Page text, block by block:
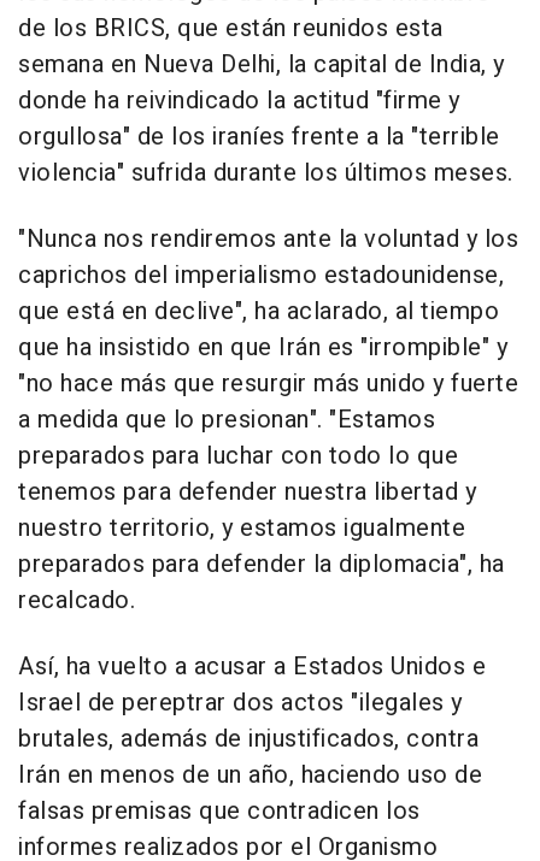
de los BRICS, que están reunidos esta
semana en Nueva Delhi, la capital de India, y
donde ha reivindicado la actitud "firme y
orgullosa" de los iraníes frente a la "terrible
violencia" sufrida durante los últimos meses.
"Nunca nos rendiremos ante la voluntad y los
caprichos del imperialismo estadounidense,
que está en declive", ha aclarado, al tiempo
que ha insistido en que Irán es "irrompible" y
"no hace más que resurgir más unido y fuerte
a medida que lo presionan". "Estamos
preparados para luchar con todo lo que
tenemos para defender nuestra libertad y
nuestro territorio, y estamos igualmente
preparados para defender la diplomacia", ha
recalcado.
Así, ha vuelto a acusar a Estados Unidos e
Israel de pereptrar dos actos "ilegales y
brutales, además de injustificados, contra
Irán en menos de un año, haciendo uso de
falsas premisas que contradicen los
informes realizados por el Organismo